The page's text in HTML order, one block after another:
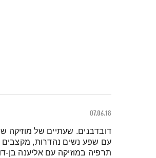
07.06.18
תמצית הפודקאסט
דובדבנים. שעתיים של
עם שפע נשים נהדרות, מקצבים
תרפיה במוזיקה עם אליענה בן-